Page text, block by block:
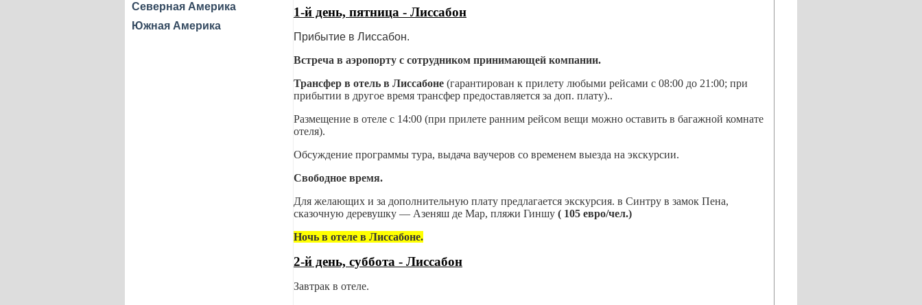
Северная Америка
Южная Америка
1-й день, пятница - Лиссабон
Прибытие в Лиссабон.
Встреча в аэропорту с сотрудником принимающей компании.
Трансфер в отель в Лиссабоне (гарантирован к прилету любыми рейсами с 08:00 до 21:00; при
прибытии в другое время трансфер предоставляется за доп. плату)..
Размещение в отеле с 14:00 (при прилете ранним рейсом вещи можно оставить в багажной комнате
отеля).
Обсуждение программы тура, выдача ваучеров со временем выезда на экскурсии.
Свободное время.
Для желающих и за дополнительную плату предлагается экскурсия. в Синтру в замок Пена,
сказочную деревушку — Азеняш де Мар, пляжи Гиншу ( 105 евро/чел.)
Ночь в отеле в Лиссабоне.
2-й день, суббота - Лиссабон
Завтрак в отеле.